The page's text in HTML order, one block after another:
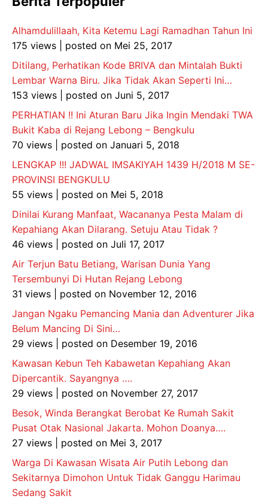
Alhamdulillaah, Kita Ketemu Lagi Ramadhan Tahun Ini
175 views
posted on Mei 25, 2017
Ditilang, Perhatikan Kode BRIVA dan Mintalah Bukti
Lembar Warna Biru. Jika Tidak Akan Seperti Ini…
153 views
posted on Juni 5, 2017
PERHATIAN !! Ini Aturan Baru Jika Ingin Mendaki TWA
Bukit Kaba di Rejang Lebong – Bengkulu
70 views
posted on Januari 5, 2018
LENGKAP !!! JADWAL IMSAKIYAH 1439 H/2018 M SE-
PROVINSI BENGKULU
55 views
posted on Mei 5, 2018
Dinilai Kurang Manfaat, Wacananya Pesta Malam di
Kepahiang Akan Dilarang. Setuju Atau Tidak ?
46 views
posted on Juli 17, 2017
Air Terjun Batu Betiang, Warisan Dunia Yang
Tersembunyi Di Hutan Rejang Lebong
31 views
posted on November 12, 2016
Jangan Ngaku Pemancing Mania dan Adventurer Jika
Belum Mancing Di Sini…
29 views
posted on Desember 19, 2016
Kawasan Kebun Teh Kabawetan Kepahiang Akan
Dipercantik. Sayangnya ….
29 views
posted on November 27, 2017
Besok, Winda Berangkat Berobat Ke Rumah Sakit
Pusat Otak Nasional Jakarta. Mohon Doanya….
27 views
posted on Mei 3, 2017
Warga Di Kawasan Wisata Air Putih Lebong dan
Sekitarnya Dimohon Untuk Tidak Ganggu Harimau
Sedang Sakit